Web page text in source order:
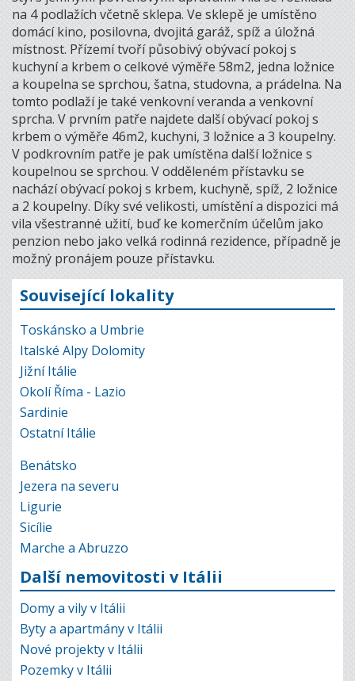
na 4 podlažích včetně sklepa. Ve sklepě je umístěno
domácí kino, posilovna, dvojitá garáž, spíž a úložná
místnost. Přízemí tvoří působivý obývací pokoj s
kuchyní a krbem o celkové výměře 58m2, jedna ložnice
a koupelna se sprchou, šatna, studovna, a prádelna. Na
tomto podlaží je také venkovní veranda a venkovní
sprcha. V prvním patře najdete další obývací pokoj s
krbem o výměře 46m2, kuchyni, 3 ložnice a 3 koupelny.
V podkrovním patře je pak umístěna další ložnice s
koupelnou se sprchou. V odděleném přístavku se
nachází obývací pokoj s krbem, kuchyně, spíž, 2 ložnice
a 2 koupelny. Díky své velikosti, umístění a dispozici má
vila všestranné užití, buď ke komerčním účelům jako
penzion nebo jako velká rodinná rezidence, případně je
možný pronájem pouze přístavku.
Související lokality
Toskánsko a Umbrie
Italské Alpy Dolomity
Jižní Itálie
Okolí Říma - Lazio
Sardinie
Ostatní Itálie
Benátsko
Jezera na severu
Ligurie
Sicílie
Marche a Abruzzo
Další nemovitosti v Itálii
Domy a vily v Itálii
Byty a apartmány v Itálii
Nové projekty v Itálii
Pozemky v Itálii